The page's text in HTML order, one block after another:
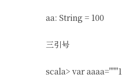
aa: String = 100
三引号
scala> var